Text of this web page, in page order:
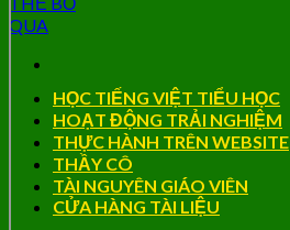
HỌC TIẾNG VIỆT TIỂU HỌC
HOẠT ĐỘNG TRẢI NGHIỆM
THỰC HÀNH TRÊN WEBSITE
THẦY CÔ
TÀI NGUYÊN GIÁO VIÊN
CỬA HÀNG TÀI LIỆU